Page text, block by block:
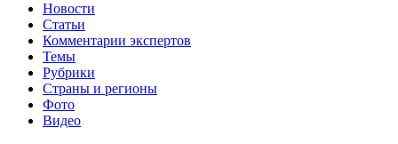
Новости
Статьи
Комментарии экспертов
Темы
Рубрики
Страны и регионы
Фото
Видео